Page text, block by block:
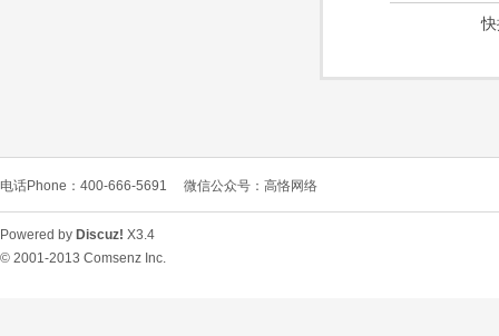
电话Phone：400-666-5691 微信公众号：高恪网络
Powered by Discuz! X3.4
© 2001-2013 Comsenz Inc.